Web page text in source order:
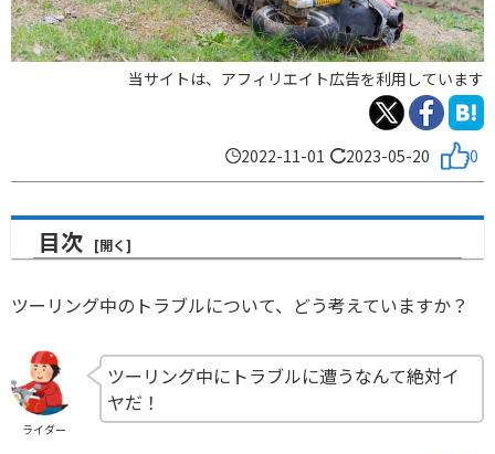
当サイトは、アフィリエイト広告を利用しています
2022-11-01 2023-05-20 0
目次
ツーリング中のトラブルについて、どう考えていますか？
ライダー
ツーリング中にトラブルに遭うなんて絶対イ
ヤだ！